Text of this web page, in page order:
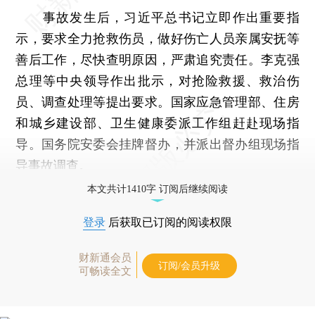
事故发生后，习近平总书记立即作出重要指
示，要求全力抢救伤员，做好伤亡人员亲属安抚等
善后工作，尽快查明原因，严肃追究责任。李克强
总理等中央领导作出批示，对抢险救援、救治伤
员、调查处理等提出要求。国家应急管理部、住房
和城乡建设部、卫生健康委派工作组赶赴现场指
导。国务院安委会挂牌督办，并派出督办组现场指
导事故调查。
本文共计1410字 订阅后继续阅读
登录 后获取已订阅的阅读权限
财新通会员
可畅读全文
订阅/会员升级